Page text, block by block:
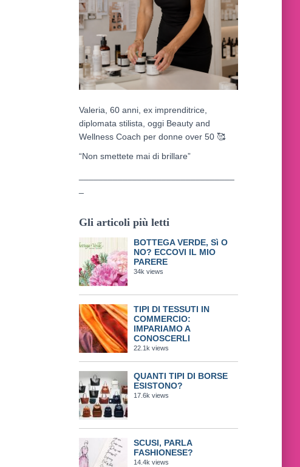
Valeria, 60 anni, ex imprenditrice,
diplomata stilista, oggi Beauty and
Wellness Coach per donne over 50 🥰
“Non smettete mai di brillare”
Gli articoli più letti
BOTTEGA VERDE, Sì O
NO? ECCOVI IL MIO
PARERE
34k views
TIPI DI TESSUTI IN
COMMERCIO:
IMPARIAMO A
CONOSCERLI
22.1k views
QUANTI TIPI DI BORSE
ESISTONO?
17.6k views
SCUSI, PARLA
FASHIONESE?
14.4k views